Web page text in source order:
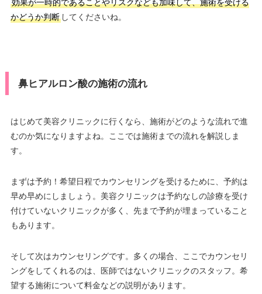
効果が一時的であることやリスクなども加味して、施術を受ける
かどうか判断してくださいね。
鼻ヒアルロン酸の施術の流れ
はじめて美容クリニックに行くなら、施術がどのような流れで進
むのか気になりますよね。ここでは施術までの流れを解説しま
す。
まずは予約！希望日程でカウンセリングを受けるために、予約は
早め早めにしましょう。美容クリニックは予約なしの診療を受け
付けていないクリニックが多く、先まで予約が埋まっていること
もあります。
そして次はカウンセリングです。多くの場合、ここでカウンセリ
ングをしてくれるのは、医師ではないクリニックのスタッフ。希
望する施術について料金などの説明があります。